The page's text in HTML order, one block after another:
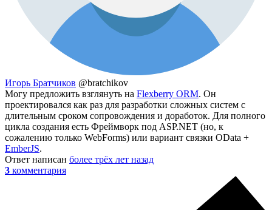
Игорь Братчиков @bratchikov
Могу предложить взглянуть на Flexberry ORM. Он
проектировался как раз для разработки сложных систем с
длительным сроком сопровождения и доработок. Для полного
цикла создания есть Фреймворк под ASP.NET (но, к
сожалению только WebForms) или вариант связки OData +
EmberJS.
Ответ написан более трёх лет назад
3 комментария